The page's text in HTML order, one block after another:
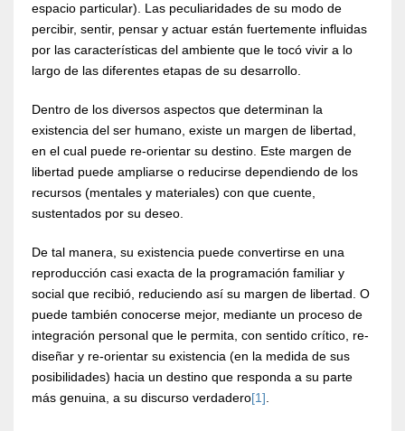
espacio particular). Las peculiaridades de su modo de
percibir, sentir, pensar y actuar están fuertemente influidas
por las características del ambiente que le tocó vivir a lo
largo de las diferentes etapas de su desarrollo.
Dentro de los diversos aspectos que determinan la
existencia del ser humano, existe un margen de libertad,
en el cual puede re-orientar su destino. Este margen de
libertad puede ampliarse o reducirse dependiendo de los
recursos (mentales y materiales) con que cuente,
sustentados por su deseo.
De tal manera, su existencia puede convertirse en una
reproducción casi exacta de la programación familiar y
social que recibió, reduciendo así su margen de libertad. O
puede también conocerse mejor, mediante un proceso de
integración personal que le permita, con sentido crítico, re-
diseñar y re-orientar su existencia (en la medida de sus
posibilidades) hacia un destino que responda a su parte
más genuina, a su discurso verdadero[1]